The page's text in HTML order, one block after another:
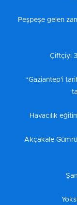
Peşpeşe gelen
Çiftçiyi
“Gaziantep'i
Havacılık
Akçakale